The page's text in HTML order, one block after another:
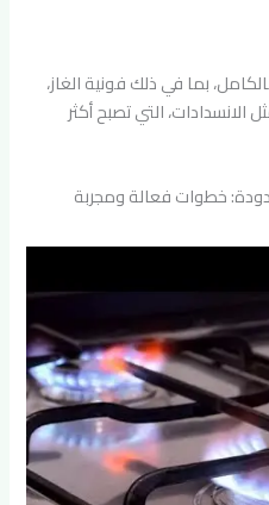
بما في ذلك فونية الغاز،
التي تصبح أكثر
خطوات فعالة ومجربة